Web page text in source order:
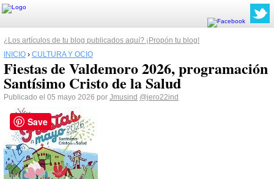
¿Los artículos de tu blog publicados aquí? ¡Propón tu blog!
INICIO › CULTURA Y OCIO
Fiestas de Valdemoro 2026, programación
Santísimo Cristo de la Salud
Publicado el 05 mayo 2026 por Jmusind @jero22ind
Save